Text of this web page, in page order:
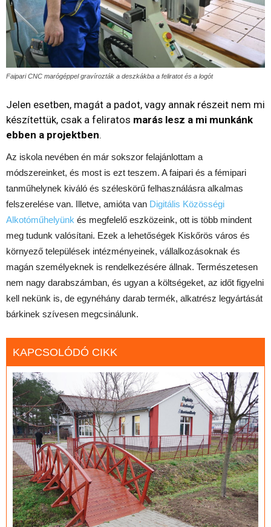
Faipari CNC marógéppel gravírozták a deszkákba a feliratot és a logót
Jelen esetben, magát a padot, vagy annak részeit nem mi
készítettük, csak a feliratos marás lesz a mi munkánk
ebben a projektben.
Az iskola nevében én már sokszor felajánlottam a
módszereinket, és most is ezt teszem. A faipari és a fémipari
tanműhelynek kiváló és széleskörű felhasználásra alkalmas
felszerelése van. Illetve, amióta van Digitális Közösségi
Alkotóműhelyünk és megfelelő eszközeink, ott is több mindent
meg tudunk valósítani. Ezek a lehetőségek Kiskőrös város és
környező települések intézményeinek, vállalkozásoknak és
magán személyeknek is rendelkezésére állnak. Természetesen
nem nagy darabszámban, és ugyan a költségeket, az időt figyelni
kell nekünk is, de egynéhány darab termék, alkatrész legyártását
bárkinek szívesen megcsinálunk.
KAPCSOLÓDÓ CIKK